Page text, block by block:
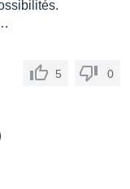
5
0